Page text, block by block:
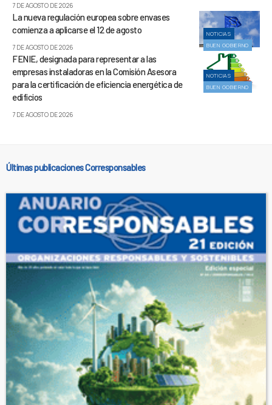
7 DE AGOSTO DE 2026
NOTICIAS
BUEN GOBIERNO
La nueva regulación europea sobre envases
comienza a aplicarse el 12 de agosto
7 DE AGOSTO DE 2026
NOTICIAS
BUEN GOBIERNO
FENIE, designada para representar a las
empresas instaladoras en la Comisión Asesora
para la certificación de eficiencia energética de
edificios
7 DE AGOSTO DE 2026
Últimas publicaciones Corresponsables